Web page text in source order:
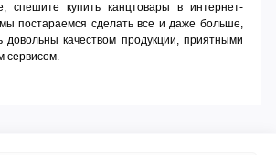
спешите купить канцтовары в интернет-
постараемся сделать все и даже больше,
довольны качеством продукции, приятными
сервисом.